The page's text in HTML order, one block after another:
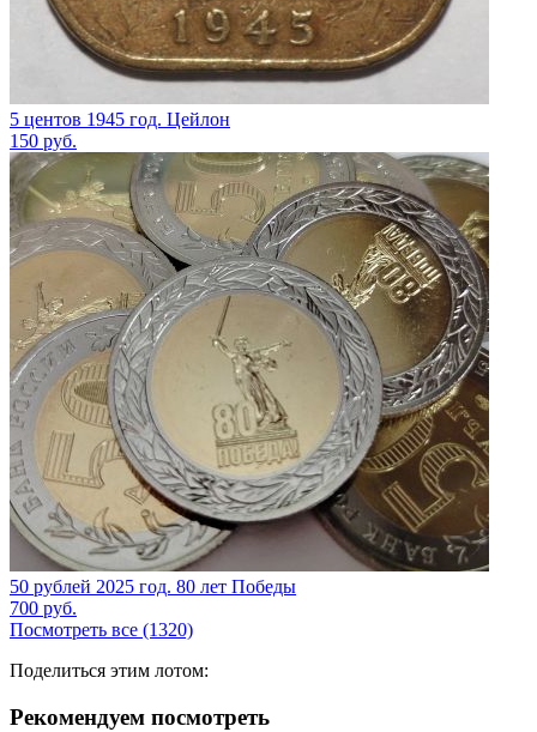
5 центов 1945 год. Цейлон
150 руб.
50 рублей 2025 год. 80 лет Победы
700 руб.
Посмотреть все (1320)
Поделиться этим лотом:
Рекомендуем посмотреть